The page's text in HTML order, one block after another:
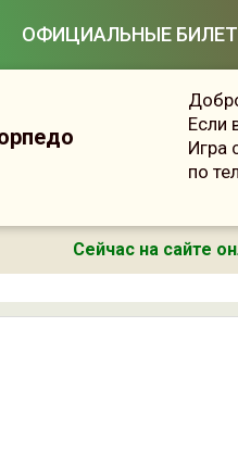
ОФИЦИАЛЬНЫЕ
Если
Игра
по
Сейчас на сайте